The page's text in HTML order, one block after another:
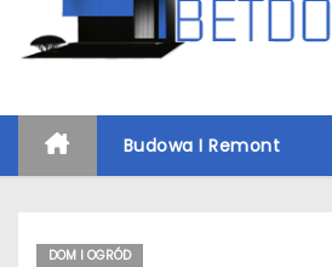
n
Budowa I Remont
DOM I OGRÓD